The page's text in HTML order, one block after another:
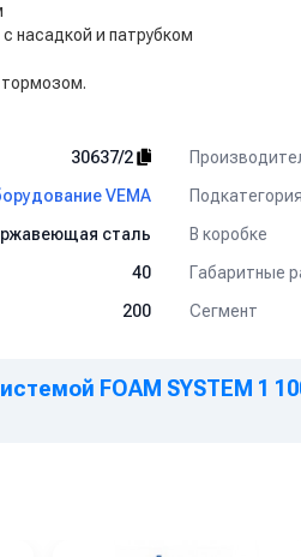
насадкой и патрубком
30637/2
VEMA Подкатегория
сталь В коробке
40 Габаритные
200 Сегмент
FOAM SYSTEM 1